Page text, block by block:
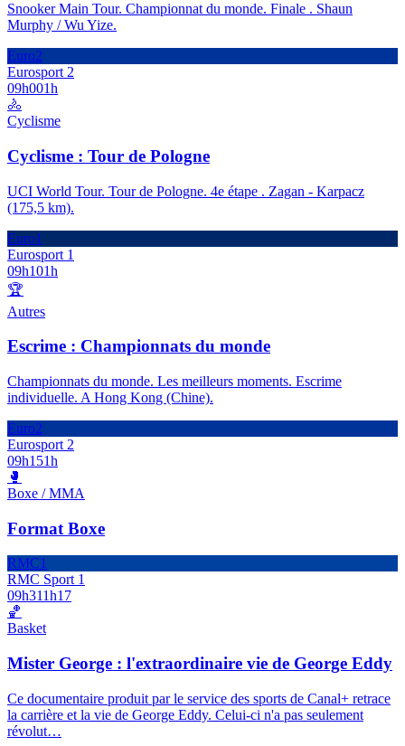
Snooker Main Tour. Championnat du monde. Finale . Shaun
Murphy / Wu Yize.
Euro2
Eurosport 2
09h001h
🚴
Cyclisme
Cyclisme : Tour de Pologne
UCI World Tour. Tour de Pologne. 4e étape . Zagan - Karpacz
(175,5 km).
Euro1
Eurosport 1
09h101h
🏆
Autres
Escrime : Championnats du monde
Championnats du monde. Les meilleurs moments. Escrime
individuelle. A Hong Kong (Chine).
Euro2
Eurosport 2
09h151h
🥊
Boxe / MMA
Format Boxe
RMC1
RMC Sport 1
09h311h17
🏀
Basket
Mister George : l'extraordinaire vie de George Eddy
Ce documentaire produit par le service des sports de Canal+ retrace
la carrière et la vie de George Eddy. Celui-ci n'a pas seulement
révolut…